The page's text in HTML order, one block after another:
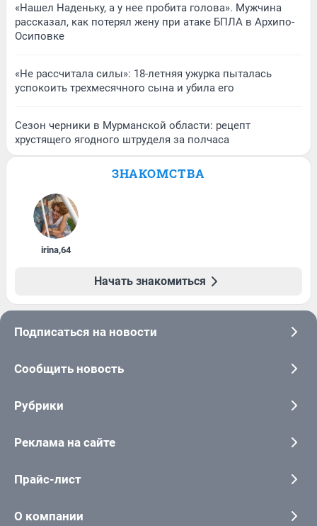
«Нашел Наденьку, а у нее пробита голова». Мужчина
рассказал, как потерял жену при атаке БПЛА в Архипо-
Осиповке
«Не рассчитала силы»: 18-летняя ужурка пыталась
успокоить трехмесячного сына и убила его
Сезон черники в Мурманской области: рецепт
хрустящего ягодного штруделя за полчаса
ЗНАКОМСТВА
irina,64
Начать знакомиться
Подписаться на новости
Сообщить новость
Рубрики
Реклама на сайте
Прайс-лист
О компании